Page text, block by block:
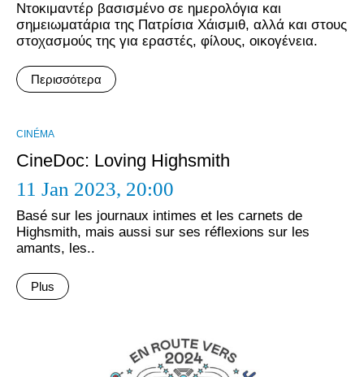
Ντοκιμαντέρ βασισμένο σε ημερολόγια και
σημειωματάρια της Πατρίσια Χάισμιθ, αλλά και στους
στοχασμούς της για εραστές, φίλους, οικογένεια.
Περισσότερα
CINÉMA
CineDoc: Loving Highsmith
11 Jan 2023, 20:00
Basé sur les journaux intimes et les carnets de
Highsmith, mais aussi sur ses réflexions sur les
amants, les..
Plus